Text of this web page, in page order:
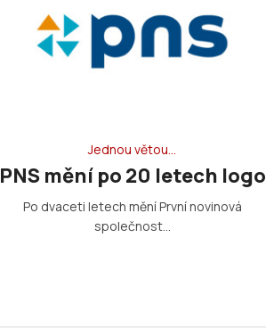
Jednou větou…
mění po 20 letech logo
Po dvaceti letech mění První novinová
společnost…